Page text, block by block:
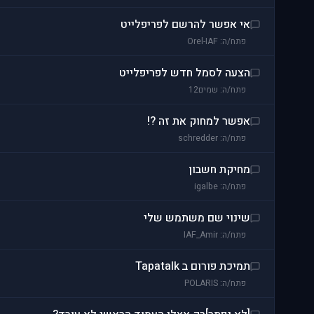
אי אפשר להרשם לפריפלייט
פתח/ה: Orel-IAF
הצעה לסמל חדש לפריפלייט
פתח/ה: שמים12
אפשר למחוק את זה ?!
פתח/ה: schredder
מחיקת חשבון
פתח/ה: igalbe
שינוי שם משתמש שלי
פתח/ה: IAF_Amir
תמיכת פורום ב Tapatalk
פתח/ה: POLARIS